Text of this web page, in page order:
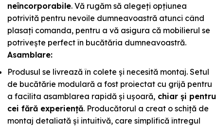
neîncorporabile. Vă rugăm să alegeți opțiunea
potrivită pentru nevoile dumneavoastră atunci când
plasați comanda, pentru a vă asigura că mobilierul se
potrivește perfect în bucătăria dumneavoastră.
Asamblare:
Produsul se livrează în colete și necesită montaj. Setul
de bucătărie modulară a fost proiectat cu grijă pentru
a facilita asamblarea rapidă și ușoară, chiar și pentru
cei fără experiență. Producătorul a creat o schiță de
montaj detaliată și intuitivă, care simplifică întregul